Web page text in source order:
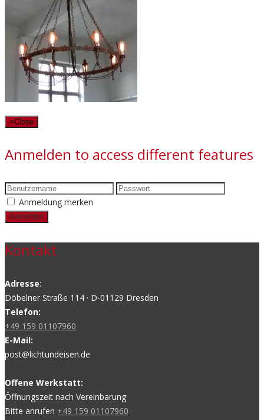
×Close
Anmelden to access different features
Anmeldung merken
Kontakt
Adresse:
Döbelner Straße 114 · D-01129 Dresden
Telefon:
+49 159 01107960
E-Mail:
post@lichtundeisen.de
Offene Werkstatt:
Öffnungszeit nach Vereinbarung
Bitte anrufen +49 159 01107960